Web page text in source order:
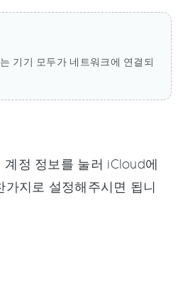
기기 모두가 네트워크에 연결되
정 정보를 눌러 iCloud에
지로 설정해주시면 됩니